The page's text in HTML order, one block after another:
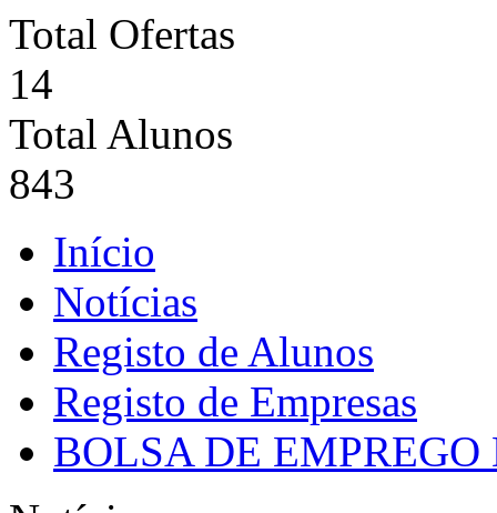
Total Ofertas
14
Total Alunos
843
Início
Notícias
Registo de Alunos
Registo de Empresas
BOLSA DE EMPREGO